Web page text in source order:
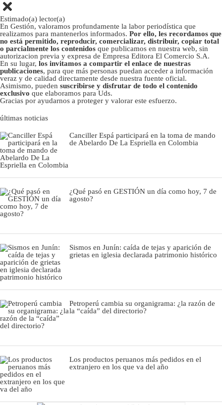
Estimado(a) lector(a)
En Gestión, valoramos profundamente la labor periodística que
realizamos para mantenerlos informados. Por ello, les recordamos que
no está permitido, reproducir, comercializar, distribuir, copiar total
o parcialmente los contenidos que publicamos en nuestra web, sin
autorizacion previa y expresa de Empresa Editora El Comercio S.A.
En su lugar, los invitamos a compartir el enlace de nuestras
publicaciones, para que más personas puedan acceder a información
veraz y de calidad directamente desde nuestra fuente oficial.
Asimismo, pueden suscribirse y disfrutar de todo el contenido
exclusivo que elaboramos para Uds.
Gracias por ayudarnos a proteger y valorar este esfuerzo.
últimas noticias
Canciller Espá participará en la toma de mando
de Abelardo De La Espriella en Colombia
¿Qué pasó en GESTIÓN un día como hoy, 7 de
agosto?
Sismos en Junín: caída de tejas y aparición de
grietas en iglesia declarada patrimonio histórico
Petroperú cambia su organigrama: ¿la razón de
la “caída” del directorio?
Los productos peruanos más pedidos en el
extranjero en los que va del año